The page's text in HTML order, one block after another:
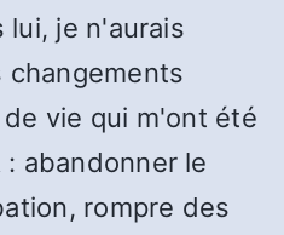
lui, je n'aurais
changements
vie qui m'ont été
abandonner le
rompre des